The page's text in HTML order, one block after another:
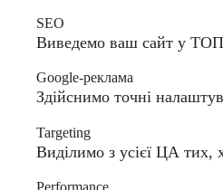
SEO
Виведемо ваш сайт у ТОП
Google-реклама
Здійснимо точні
Targeting
Виділимо з усієї ЦА тих,